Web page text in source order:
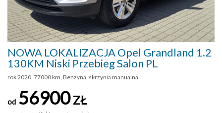
NOWA LOKALIZACJA Opel Grandland 1.2
130KM Niski Przebieg Salon PL
rok 2020, 77000 km, Benzyna, skrzynia manualna
od 56900ZŁ